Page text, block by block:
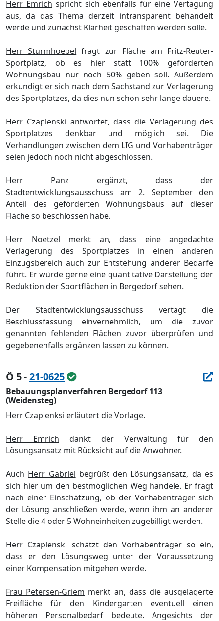
Herr Emrich spricht sich ebenfalls für eine Vertagung
aus, da das Thema derzeit intransparent behandelt
werde und zunächst Klarheit geschaffen werden solle.
Herr Sturmhoebel fragt zur Fläche am Fritz-Reuter-
Sportplatz, ob es hier statt 100% geförderten
Wohnungsbau nur noch 50% geben soll. Außerdem
erkundigt er sich nach dem Sachstand zur Verlagerung
des Sportplatzes, da dies nun schon sehr lange dauere.
Herr Czaplenski antwortet, dass die Verlagerung des
Sportplatzes denkbar und möglich sei. Die
Verhandlungen zwischen dem LIG und Vorhabenträger
seien jedoch noch nicht abgeschlossen.
Herr Panz ergänzt, dass der
Stadtentwicklungsausschuss am 2. September den
Anteil des geförderten Wohnungsbaus auf dieser
Fläche so beschlossen habe.
Herr Noetzel merkt an, dass eine angedachte
Verlagerung des Sportplatzes in einen anderen
Einzugsbereich auch zur Entstehung anderer Bedarfe
führt. Er würde gerne eine quantitative Darstellung der
Reduktion der Sportflächen in Bergedorf sehen.
Der Stadtentwicklungsausschuss vertagt die
Beschlussfassung einvernehmlich, um die zuvor
genannten fehlenden Flächen zuvor überprüfen und
gegebenenfalls ergänzen lassen zu können.
Ö 5-21-0625
Bebauungsplanverfahren Bergedorf 113
(Weidensteg)
Herr Czaplenksi erläutert die Vorlage.
Herr Emrich dankt der Verwaltung für den
Lösungsansatz mit Rücksicht auf die Anwohner.
Auch Herr Gabriel begrüßt den Lösungsansatz, da es
sich hier um den bestmöglichen Weg handele. Er fragt
nach einer Einschätzung, ob der Vorhabenträger sich
der Lösung anschließen werde, wenn ihm an anderer
Stelle die 4 oder 5 Wohneinheiten zugebilligt werden.
Herr Czaplenski schätzt den Vorhabenträger so ein,
dass er den Lösungsweg unter der Voraussetzung
einer Kompensation mitgehen werde.
Frau Petersen-Griem merkt an, dass die ausgelagerte
Freifläche für den Kindergarten eventuell einen
höheren Personalbedarf bedeute. Angesichts der